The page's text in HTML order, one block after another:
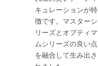
キュレーションが特
徴です。マスターシ
リーズとオプティマ
ムシリーズの良い点
を融合して生み出さ